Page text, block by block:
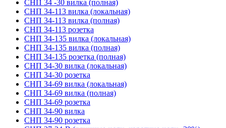
СНП 34 -30 вилка (полная)
СНП 34-113 вилка (локальная)
СНП 34-113 вилка (полная)
СНП 34-113 розетка
СНП 34-135 вилка (локальная)
СНП 34-135 вилка (полная)
СНП 34-135 розетка (полная)
СНП 34-30 вилка (локальная)
СНП 34-30 розетка
СНП 34-69 вилка (локальная)
СНП 34-69 вилка (полная)
СНП 34-69 розетка
СНП 34-90 вилка
СНП 34-90 розетка